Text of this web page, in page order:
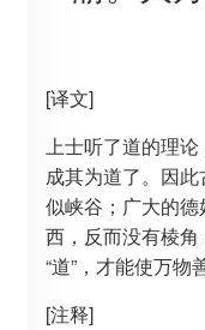
[译文]
上士听了道的理
成其为道了。因
似峡谷；广大的
西，反而没有棱
“道”，才能使万物
[注释]